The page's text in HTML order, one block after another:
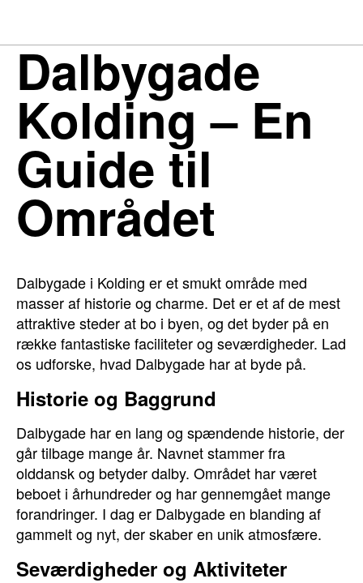
Dalbygade
Kolding – En
Guide til
Området
Dalbygade i Kolding er et smukt område med
masser af historie og charme. Det er et af de mest
attraktive steder at bo i byen, og det byder på en
række fantastiske faciliteter og seværdigheder. Lad
os udforske, hvad Dalbygade har at byde på.
Historie og Baggrund
Dalbygade har en lang og spændende historie, der
går tilbage mange år. Navnet stammer fra
olddansk og betyder dalby. Området har været
beboet i århundreder og har gennemgået mange
forandringer. I dag er Dalbygade en blanding af
gammelt og nyt, der skaber en unik atmosfære.
Seværdigheder og Aktiviteter